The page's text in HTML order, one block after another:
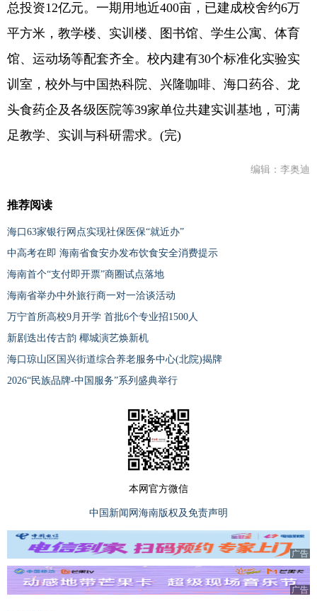
总投资12亿元。一期用地近400亩，已建成校舍约6万
平方米，教学楼、实训楼、图书馆、学生公寓、体育
馆、运动场等配套齐全。校内建有30个标准化实验实
训室，校外与中国热科院、兴隆咖啡、海口药谷、龙
头食药企及各级医院等39家单位共建实训基地，可满
足教学、实训与科研需求。(完)
编辑：李奥迪
推荐阅读
海口63家银行网点实现社保医保“就近办”
中高考在即 海南省食安办发布饮食安全消费提示
海南首个“支付即开票”商圈试点落地
海南省举办中外旅行商一对一洽谈活动
万宁首所高校9月开学 首批6个专业招1500人
新剧迭出传古韵 椰城演艺焕新机
海口琼山区国兴街道综合养老服务中心(北院)揭牌
2026“民族品牌-中国服务”系列盛典举行
本网官方微信
中国新闻网海南版权及免责声明
广告
广告